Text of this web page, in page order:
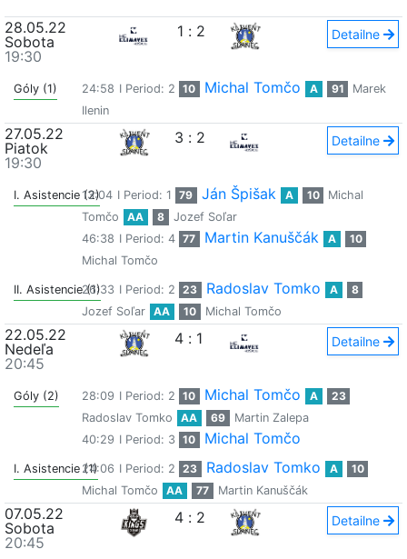
28.05.22
Sobota
19:30
1 : 2 Detailne
Góly (1) 24:58 I Period: 2 10 Michal Tomčo A 91
Marek
Ilenin
27.05.22
Piatok
19:30
3 : 2 Detailne
I. Asistencie (2)
13:04 I Period: 1 79 Ján Špišak A 10
Michal
Tomčo
AA 8
Jozef Soľar
46:38 I Period: 4 77 Martin Kanuščák A
10
Michal Tomčo
II. Asistencie (1)
26:33 I Period: 2 23 Radoslav Tomko A
8
Jozef Soľar
AA 10 Michal Tomčo
22.05.22
Nedeľa
20:45
4 : 1 Detailne
Góly (2) 28:09 I Period: 2 10 Michal Tomčo A
23
Radoslav Tomko
AA 69
Martin Zalepa
40:29 I Period: 3 10 Michal Tomčo
I. Asistencie (1)24:06 I Period: 2 23 Radoslav Tomko A
10
Michal Tomčo
AA 77 Martin Kanuščák
07.05.22
Sobota
20:45
4 : 2 Detailne